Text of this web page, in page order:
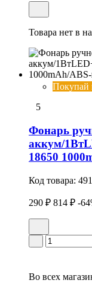
Товара нет в
Покупай
5
Фонарь
аккум/
18650
Код товара:
290 ₽ 814 ₽ -
Во всех